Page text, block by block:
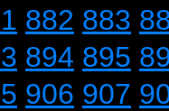
882 883
894 895
906 907